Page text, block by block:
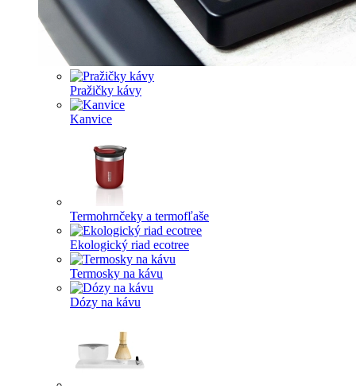
Pražičky kávy
Kanvice
Termohrnčeky a termofľaše
Ekologický riad ecotree
Termosky na kávu
Dózy na kávu